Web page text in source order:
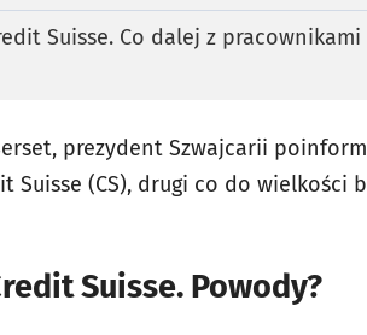
Suisse. Co dalej z pracownikami
prezydent Szwajcarii
Suisse (CS), drugi co do wielkości
Suisse. Powody?